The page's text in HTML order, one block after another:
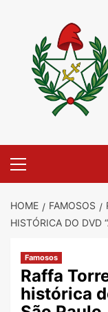
content
Menu
HOME FAMOSOS
HISTÓRICA DO DVD
Famosos
Raffa
histórica